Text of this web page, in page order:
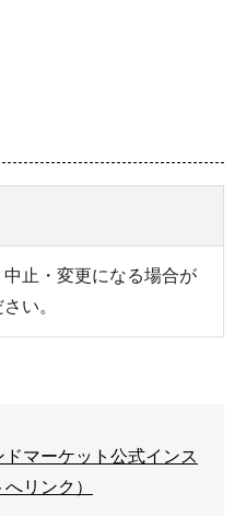
止・変更になる場合が
い。
マーケット公式インス
リンク）